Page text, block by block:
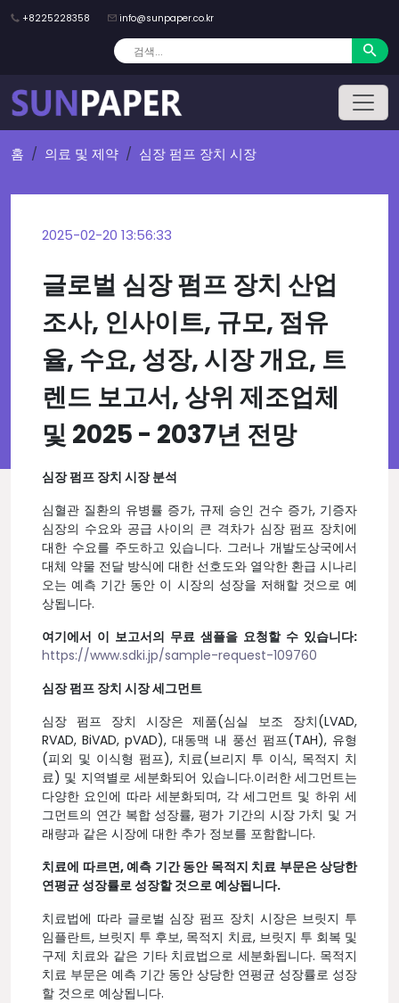
+8225228358 info@sunpaper.co.kr
홈 의료 및 제약 심장 펌프 장치 시장
2025-02-20 13:56:33
글로벌 심장 펌프 장치 산업
조사, 인사이트, 규모, 점유
율, 수요, 성장, 시장 개요, 트
렌드 보고서, 상위 제조업체
및 2025 - 2037년 전망
심장 펌프 장치 시장 분석
심혈관 질환의 유병률 증가, 규제 승인 건수 증가, 기증자
심장의 수요와 공급 사이의 큰 격차가 심장 펌프 장치에
대한 수요를 주도하고 있습니다. 그러나 개발도상국에서
대체 약물 전달 방식에 대한 선호도와 열악한 환급 시나리
오는 예측 기간 동안 이 시장의 성장을 저해할 것으로 예
상됩니다.
여기에서 이 보고서의 무료 샘플을 요청할 수 있습니다:
https://www.sdki.jp/sample-request-109760
심장 펌프 장치 시장 세그먼트
심장 펌프 장치 시장은 제품(심실 보조 장치(LVAD,
RVAD, BiVAD, pVAD), 대동맥 내 풍선 펌프(TAH), 유형
(피외 및 이식형 펌프), 치료(브리지 투 이식, 목적지 치
료) 및 지역별로 세분화되어 있습니다.이러한 세그먼트는
다양한 요인에 따라 세분화되며, 각 세그먼트 및 하위 세
그먼트의 연간 복합 성장률, 평가 기간의 시장 가치 및 거
래량과 같은 시장에 대한 추가 정보를 포함합니다.
치료에 따르면, 예측 기간 동안 목적지 치료 부문은 상당한
연평균 성장률로 성장할 것으로 예상됩니다.
치료법에 따라 글로벌 심장 펌프 장치 시장은 브릿지 투
임플란트, 브릿지 투 후보, 목적지 치료, 브릿지 투 회복 및
구제 치료와 같은 기타 치료법으로 세분화됩니다. 목적지
치료 부문은 예측 기간 동안 상당한 연평균 성장률로 성장
할 것으로 예상됩니다.